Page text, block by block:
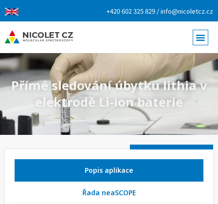
+420 602 325 829 / info@nicoletcz.cz
Přímé sledování úbytku lithia v
elektrodě Li-ion baterie
Popis aplikace
Řada neaSCOPE